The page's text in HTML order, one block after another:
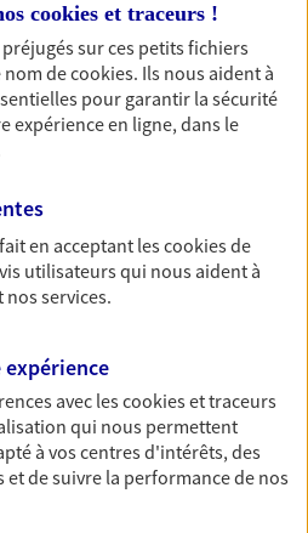
nouveau chapitre de
Epargne Retraite)
la retraite.
vous avec notre
vos proches en cas
en optant pour les
totale de travail,
cookies et traceurs !
sur ces petits fichiers
nom decookies. Ils nous aident à
pour garantir la sécurité
expérience en ligne, dans le
en acceptant lescookiesde
utilisateurs qui nous aident à
services.
avec lescookies et traceurs
qui nous permettent
à vos centres d'intérêts, des
de suivre la performance de nos